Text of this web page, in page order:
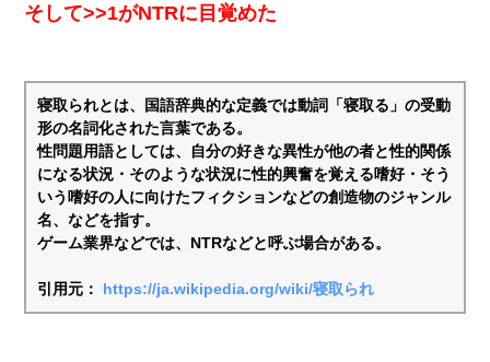
そして>>1がNTRに目覚めた
寝取られとは、国語辞典的な定義では動詞「寝取る」の受動
形の名詞化された言葉である。
性問題用語としては、自分の好きな異性が他の者と性的関係
になる状況・そのような状況に性的興奮を覚える嗜好・そう
いう嗜好の人に向けたフィクションなどの創造物のジャンル
名、などを指す。
ゲーム業界などでは、NTRなどと呼ぶ場合がある。
引用元： https://ja.wikipedia.org/wiki/寝取られ